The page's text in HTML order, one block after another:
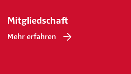
Mitgliedschaft
Mehr erfahren